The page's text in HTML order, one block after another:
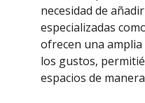
necesidad de
especializadas
ofrecen una
los gustos,
espacios de